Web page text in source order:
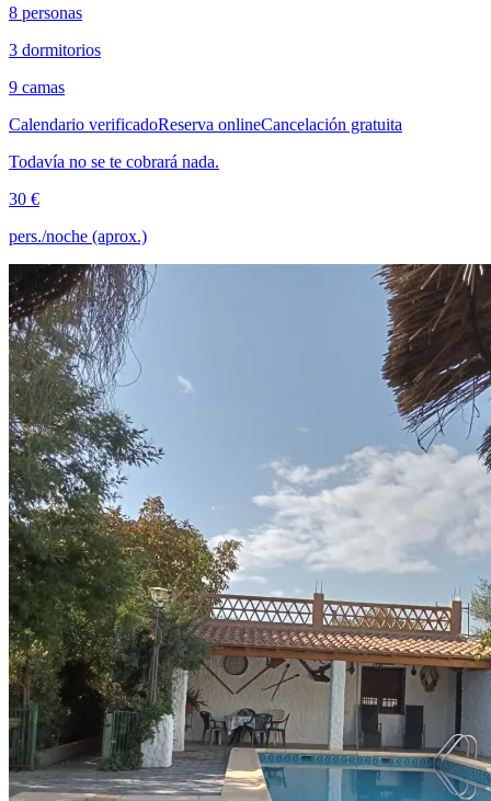
8 personas
3 dormitorios
9 camas
Calendario verificadoReserva onlineCancelación gratuita
Todavía no se te cobrará nada.
30 €
pers./noche (aprox.)